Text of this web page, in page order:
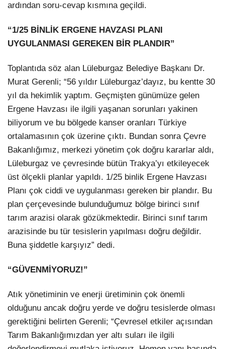
ardından soru-cevap kısmına geçildi.
“1/25 BİNLİK ERGENE HAVZASI PLANI
UYGULANMASI GEREKEN BİR PLANDIR”
Toplantıda söz alan Lüleburgaz Belediye Başkanı Dr.
Murat Gerenli; “56 yıldır Lüleburgaz’dayız, bu kentte 30
yıl da hekimlik yaptım. Geçmişten günümüze gelen
Ergene Havzası ile ilgili yaşanan sorunları yakinen
biliyorum ve bu bölgede kanser oranları Türkiye
ortalamasının çok üzerine çıktı. Bundan sonra Çevre
Bakanlığımız, merkezi yönetim çok doğru kararlar aldı,
Lüleburgaz ve çevresinde bütün Trakya’yı etkileyecek
üst ölçekli planlar yapıldı. 1/25 binlik Ergene Havzası
Planı çok ciddi ve uygulanması gereken bir plandır. Bu
plan çerçevesinde bulunduğumuz bölge birinci sınıf
tarım arazisi olarak gözükmektedir. Birinci sınıf tarım
arazisinde bu tür tesislerin yapılması doğru değildir.
Buna şiddetle karşıyız” dedi.
“GÜVENMİYORUZ!”
Atık yönetiminin ve enerji üretiminin çok önemli
olduğunu ancak doğru yerde ve doğru tesislerde olması
gerektiğini belirten Gerenli; “Çevresel etkiler açısından
Tarım Bakanlığımızdan yer altı suları ile ilgili